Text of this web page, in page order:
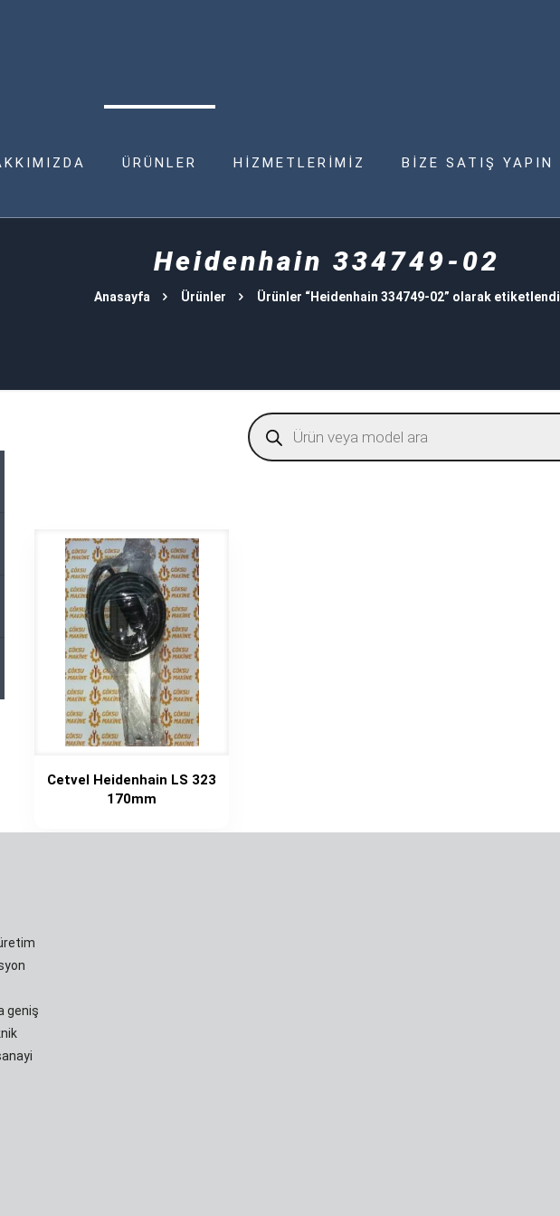
ÜRÜNLER HİZMETLERİMİZ BİZE SATIŞ YAPIN
Heidenhain 334749-02
Anasayfa Ürünler Ürünler “Heidenhain 334749-02” olarak etiketlendi
Products
search
Cetvel Heidenhain LS 323
170mm
geniş